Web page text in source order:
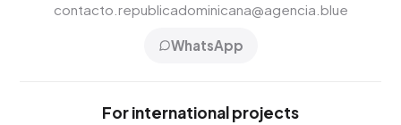
contacto.republicadominicana@agencia.blue
WhatsApp
For international projects